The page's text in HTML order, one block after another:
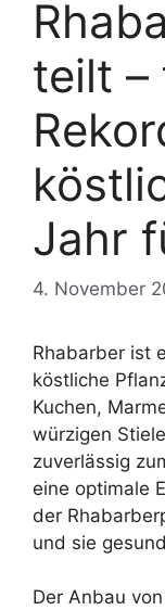
teilt –
Jahr
4. November
Rhabarber ist
köstliche
Kuchen,
würzigen
zuverlässig
eine optimale
der
und sie
Der Anbau